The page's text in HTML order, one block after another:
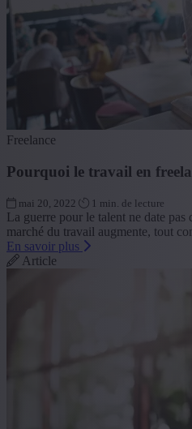
Freelance
Pourquoi le travail en
mai 20, 2022 1 min. de lecture
La guerre pour le talent ne date
marché du travail augmente, tout
En savoir plus
Article